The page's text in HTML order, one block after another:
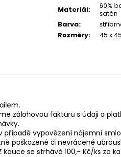
Materiál:
60%
satén
Barva:
Rozměry: 45 x
zálohovou fakturu s údaji o
vypovězení nájemní
poškozené či nevrácené
se strhává 100,- Kč/ks za